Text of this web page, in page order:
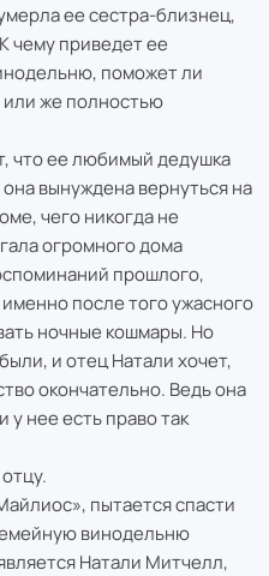
ее сестра-близнец,
чему приведет ее
поможет ли
или же полностью
что ее любимый дедушка
вынуждена вернуться на
чего никогда не
огромного дома
прошлого,
после того ужасного
ночные кошмары. Но
и отец Натали хочет,
окончательно. Ведь она
у нее есть право так
пытается спасти
винодельню
Натали Митчелл,